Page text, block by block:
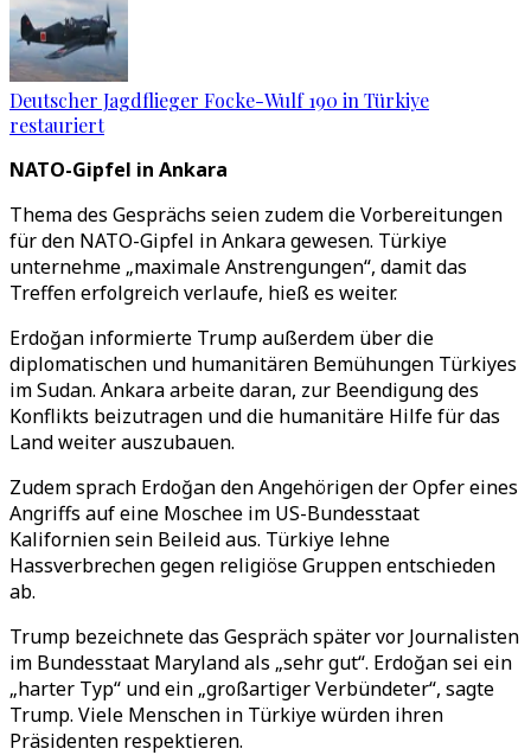
Deutscher Jagdflieger Focke-Wulf 190 in Türkiye
restauriert
NATO-Gipfel in Ankara
Thema des Gesprächs seien zudem die Vorbereitungen
für den NATO-Gipfel in Ankara gewesen. Türkiye
unternehme „maximale Anstrengungen“, damit das
Treffen erfolgreich verlaufe, hieß es weiter.
Erdoğan informierte Trump außerdem über die
diplomatischen und humanitären Bemühungen Türkiyes
im Sudan. Ankara arbeite daran, zur Beendigung des
Konflikts beizutragen und die humanitäre Hilfe für das
Land weiter auszubauen.
Zudem sprach Erdoğan den Angehörigen der Opfer eines
Angriffs auf eine Moschee im US-Bundesstaat
Kalifornien sein Beileid aus. Türkiye lehne
Hassverbrechen gegen religiöse Gruppen entschieden
ab.
Trump bezeichnete das Gespräch später vor Journalisten
im Bundesstaat Maryland als „sehr gut“. Erdoğan sei ein
„harter Typ“ und ein „großartiger Verbündeter“, sagte
Trump. Viele Menschen in Türkiye würden ihren
Präsidenten respektieren.